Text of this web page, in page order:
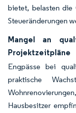
bietet, belasten die
Steueränderungen
Mangel an
Projektzeitpläne
Engpässe bei
praktische
Hausbesitzer